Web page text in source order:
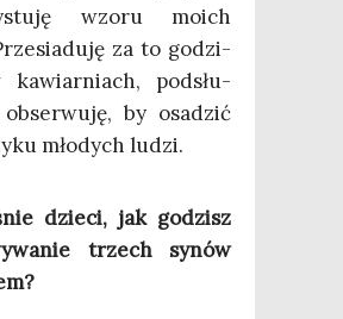
wzo­ru moich
za to godzi­
pod­słu­
by osa­dzić
mło­dych ludzi.
dzie­ci, jak godzisz
trzech synów